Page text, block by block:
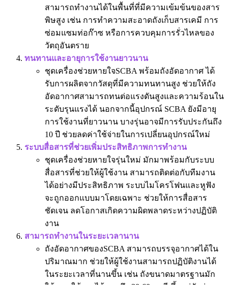
สามารถทำงานได้ในพื้นที่ที่มีความเข้มข้นของสาร
พิษสูง เช่น การทำความสะอาดถังเก็บสารเคมี การ
ซ่อมแซมท่อก๊าซ หรือการควบคุมการรั่วไหลของ
วัตถุอันตราย
ทนทานและอายุการใช้งานยาวนาน
ชุดเครื่องช่วยหายใจSCBA พร้อมถังอัดอากาศ ได้
รับการผลิตจากวัสดุที่มีความทนทานสูง ช่วยให้ถัง
อัดอากาศสามารถทนต่อแรงดันสูงและความร้อนใน
ระดับรุนแรงได้ นอกจากนี้อุปกรณ์ SCBA ยังมีอายุ
การใช้งานที่ยาวนาน บางรุ่นอาจมีการรับประกันถึง
10 ปี ช่วยลดค่าใช้จ่ายในการเปลี่ยนอุปกรณ์ใหม่
ระบบสื่อสารที่ช่วยเพิ่มประสิทธิภาพการทำงาน
ชุดเครื่องช่วยหายใจรุ่นใหม่ มักมาพร้อมกับระบบ
สื่อสารที่ช่วยให้ผู้ใช้งาน สามารถติดต่อกับทีมงาน
ได้อย่างมีประสิทธิภาพ ระบบไมโครโฟนและหูฟัง
จะถูกออกแบบมาโดยเฉพาะ ช่วยให้การสื่อสาร
ชัดเจน ลดโอกาสเกิดความผิดพลาดระหว่างปฏิบัติ
งาน
สามารถทำงานในระยะเวลานาน
ถังอัดอากาศของSCBA สามารถบรรจุอากาศได้ใน
ปริมาณมาก ช่วยให้ผู้ใช้งานสามารถปฏิบัติงานได้
ในระยะเวลาที่นานขึ้น เช่น ถังขนาดมาตรฐานมัก